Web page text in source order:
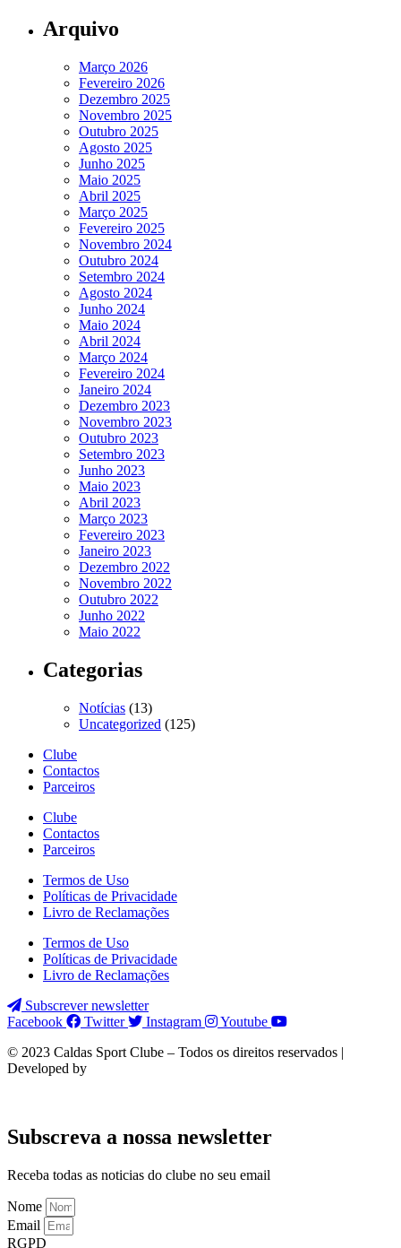
Arquivo
Março 2026
Fevereiro 2026
Dezembro 2025
Novembro 2025
Outubro 2025
Agosto 2025
Junho 2025
Maio 2025
Abril 2025
Março 2025
Fevereiro 2025
Novembro 2024
Outubro 2024
Setembro 2024
Agosto 2024
Junho 2024
Maio 2024
Abril 2024
Março 2024
Fevereiro 2024
Janeiro 2024
Dezembro 2023
Novembro 2023
Outubro 2023
Setembro 2023
Junho 2023
Maio 2023
Abril 2023
Março 2023
Fevereiro 2023
Janeiro 2023
Dezembro 2022
Novembro 2022
Outubro 2022
Junho 2022
Maio 2022
Categorias
Notícias (13)
Uncategorized (125)
Clube
Contactos
Parceiros
Clube
Contactos
Parceiros
Termos de Uso
Políticas de Privacidade
Livro de Reclamações
Termos de Uso
Políticas de Privacidade
Livro de Reclamações
Subscrever newsletter
Facebook
Twitter Instagram
Youtube
© 2023 Caldas Sport Clube – Todos os direitos reservados |
Developed by
Subscreva a nossa newsletter
Receba todas as noticias do clube no seu email
Nome
Email
RGPD